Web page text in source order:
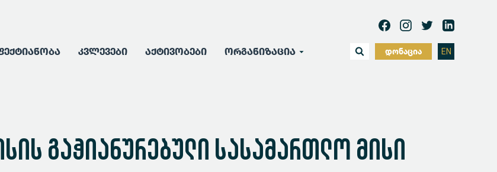
კვლევები აქტივობები ორგანიზაცია დონაცია EN
გაჭიანურებული სასამართლო მისი